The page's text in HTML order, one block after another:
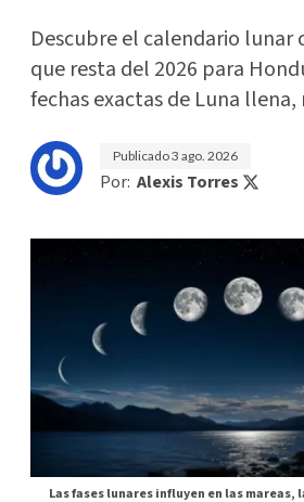
Descubre el calendario
que resta del 2026 para
fechas exactas de Luna llena,
Publicado3 ago. 2026
Por: Alexis Torres
Las fases lunares influyen en las mareas,